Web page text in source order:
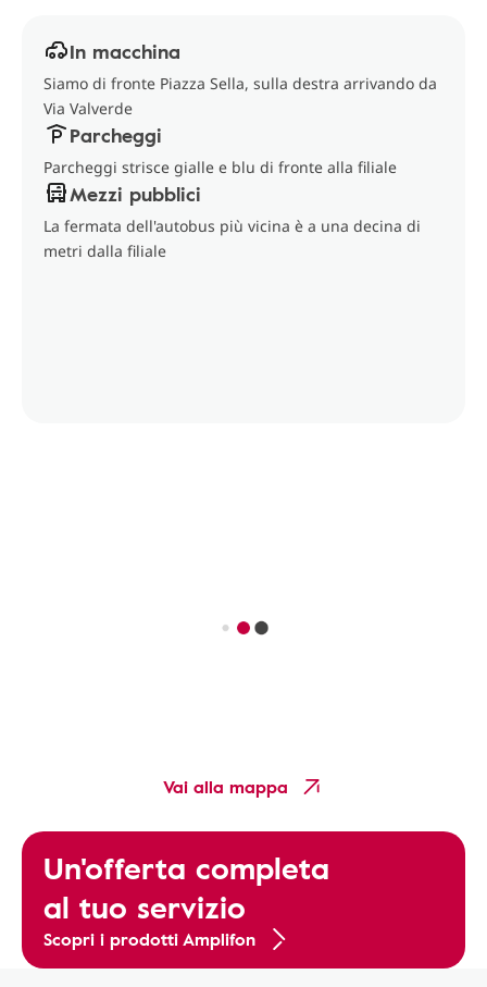
In macchina
Siamo di fronte Piazza Sella, sulla destra arrivando da
Via Valverde
Parcheggi
Parcheggi strisce gialle e blu di fronte alla filiale
Mezzi pubblici
La fermata dell'autobus più vicina è a una decina di
metri dalla filiale
Vai alla mappa
Un'offerta completa
al tuo servizio
Scopri i prodotti Amplifon